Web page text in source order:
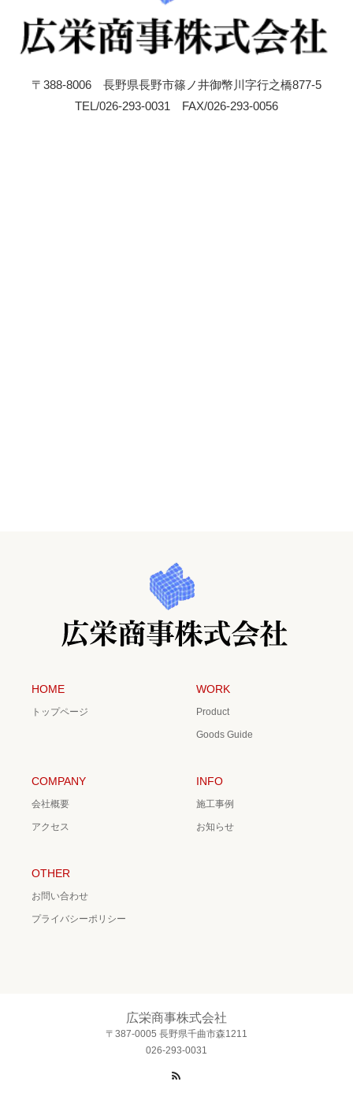
〒388-8006 長野県長野市篠ノ井御幣川字行之橋877-5
TEL/026-293-0031 FAX/026-293-0056
HOME
トップページ
WORK
Product
Goods Guide
COMPANY
会社概要
アクセス
INFO
施工事例
お知らせ
OTHER
お問い合わせ
プライバシーポリシー
広栄商事株式会社
〒387-0005 長野県千曲市森1211
026-293-0031